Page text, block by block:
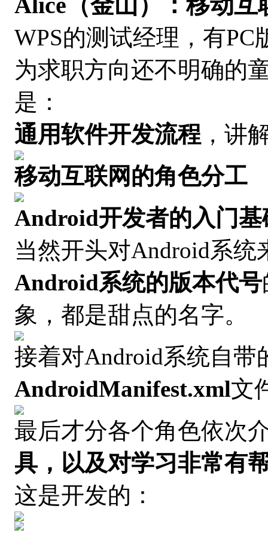
WPS的测试经理，有PC
为求职方向还不明确的
是：
通用软件开发流程 ，讲
移动互联网的角色分工
Android开发者的入门基
当然开头对Android系
Android系统的版本代号
象，都是甜点的名字。
接着对Android系统自带
AndroidManifest.xml文
最后才分各个角色依次
具，以及对学习非常有
这是开发的：